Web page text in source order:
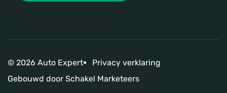
© 2026 Auto Expert
Privacy verklaring
Gebouwd door Schakel Marketeers